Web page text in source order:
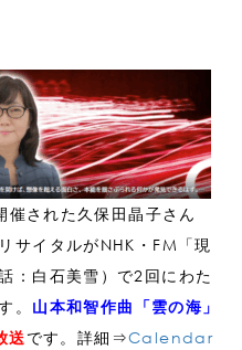
された久保田晶子さん
サイタルがNHK・FM「現
：白石美雪）で2回にわた
。
山本和智作曲「雲の海」
送です。詳細⇒Calendar